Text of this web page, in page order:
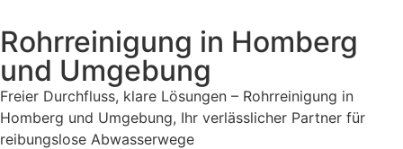
Rohrreinigung in Homberg
und Umgebung
Freier Durchfluss, klare Lösungen – Rohrreinigung in
Homberg und Umgebung, Ihr verlässlicher Partner für
reibungslose Abwasserwege